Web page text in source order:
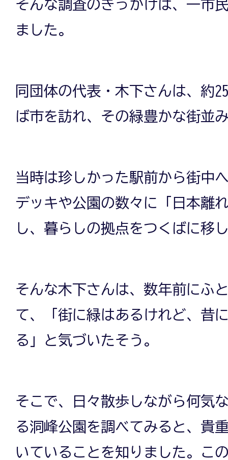
そんな調査のきっかけは、一市
ました。
同団体の代表・木下さんは、約
ば市を訪れ、その緑豊かな街並
当時は珍しかった駅前から街中
デッキや公園の数々に「日本離
し、暮らしの拠点をつくばに移
そんな木下さんは、数年前にふ
て、「街に緑はあるけれど、昔
る」と気づいたそう。
そこで、日々散歩しながら何気
る洞峰公園を調べてみると、貴
いていることを知りました。こ